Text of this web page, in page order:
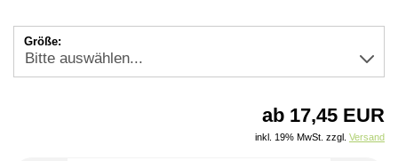
Größe:
ab 17,45 EUR
inkl. 19% MwSt. zzgl. Versand